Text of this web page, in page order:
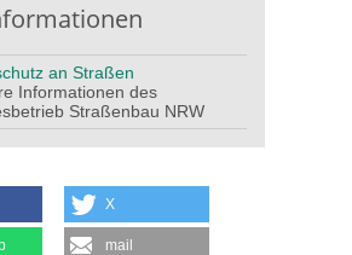
an Straßen
Informationen des
Straßenbau NRW
X
mail